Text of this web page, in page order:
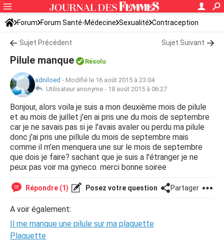
Forum Forum Santé-Médecine Sexualité Contraception
Sujet Précédent Sujet Suivant
Pilule manque Résolu
adniloed - Modifié le 16 août 2015 à 23:04
Utilisateur anonyme - 18 août 2015 à 06:27
Bonjour, alors voila je suis a mon deuxième mois de pilule
et au mois de juillet j'en ai pris une du mois de septembre
car je ne savais pas si je l'avais avaler ou perdu ma pilule
donc j'ai pris une pillule du mois de septembre mais
comme il m'en menquera une sur le mois de septembre
que dois je faire? sachant que je suis a l'étranger je ne
peux pas voir ma gyneco. merci bonne soiree
Répondre (1) Posez votre question Partager
A voir également:
Il me manque une pilule sur ma plaquette
Plaquette